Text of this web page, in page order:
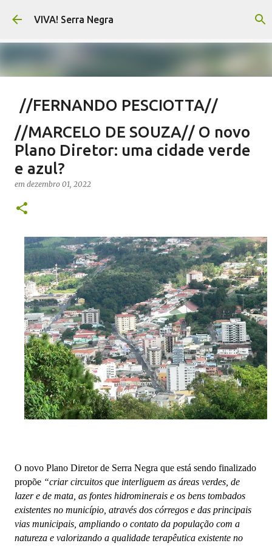
Pular para o conteúdo principal
VIVA! Serra Negra
//FERNANDO PESCIOTTA//
Encurtando caminho
em
NOTÍCIAS SERRA NEGRA
0
//MARCELO DE SOUZA// O novo
Plano Diretor: uma cidade verde
e azul?
em dezembro 01, 2022
O novo Plano Diretor de Serra Negra que está sendo finalizado
propõe “criar circuitos que interliguem as áreas verdes, de
lazer e de mata, as fontes hidrominerais e os bens tombados
existentes no município, através dos córregos e das principais
vias municipais, ampliando o contato da população com a
natureza e valorizando a qualidade terapêutica existente no